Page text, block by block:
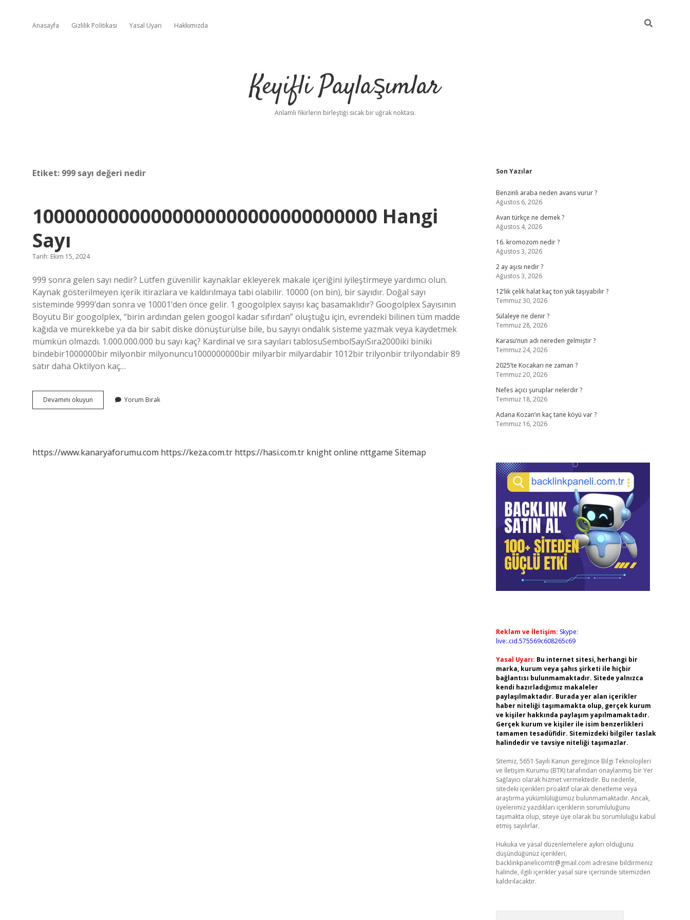
Anasayfa Gizlilik Politikası Yasal Uyarı Hakkımızda
Keyifli Paylaşımlar
Anlamlı fikirlerin birleştiği sıcak bir uğrak noktası.
Etiket: 999 sayı değeri nedir
10000000000000000000000000000000 Hangi
Sayı
Tarih: Ekim 15, 2024
999 sonra gelen sayı nedir? Lütfen güvenilir kaynaklar ekleyerek makale içeriğini iyileştirmeye yardımcı olun.
Kaynak gösterilmeyen içerik itirazlara ve kaldırılmaya tabi olabilir. 10000 (on bin), bir sayıdır. Doğal sayı
sisteminde 9999’dan sonra ve 10001’den önce gelir. 1 googolplex sayısı kaç basamaklıdır? Googolplex Sayısının
Boyutu Bir googolplex, “birin ardından gelen googol kadar sıfırdan” oluştuğu için, evrendeki bilinen tüm madde
kağıda ve mürekkebe ya da bir sabit diske dönüştürülse bile, bu sayıyı ondalık sisteme yazmak veya kaydetmek
mümkün olmazdı. 1.000.000.000 bu sayı kaç? Kardinal ve sıra sayıları tablosuSembolSayıSıra2000iki biniki
bindebir1000000bir milyonbir milyonuncu1000000000bir milyarbir milyardabir 1012bir trilyonbir trilyondabir 89
satır daha Oktilyon kaç…
Devamını okuyun 10000000000000000000000000000000
Hangi
Yorum Bırak
https://www.kanaryaforumu.com https://keza.com.tr https://hasi.com.tr knight online nttgame Sitemap
Sidebar
Son Yazılar
Benzinli araba neden avans vurur ?
Ağustos 6, 2026
Avan türkçe ne demek ?
Ağustos 4, 2026
16. kromozom nedir ?
Ağustos 3, 2026
2 ay aşısı nedir ?
Ağustos 3, 2026
12’lik çelik halat kaç ton yük taşıyabilir ?
Temmuz 30, 2026
Sülaleye ne denir ?
Temmuz 28, 2026
Karasu’nun adı nereden gelmiştir ?
Temmuz 24, 2026
2025’te Kocakarı ne zaman ?
Temmuz 20, 2026
Nefes açıcı şuruplar nelerdir ?
Temmuz 18, 2026
Adana Kozan’ın kaç tane köyü var ?
Temmuz 16, 2026
Reklam ve İletişim: Skype:
live:.cid.575569c608265c69
Yasal Uyarı: Bu internet sitesi, herhangi bir
marka, kurum veya şahıs şirketi ile hiçbir
bağlantısı bulunmamaktadır. Sitede yalnızca
kendi hazırladığımız makaleler
paylaşılmaktadır. Burada yer alan içerikler
haber niteliği taşımamakta olup, gerçek kurum
ve kişiler hakkında paylaşım yapılmamaktadır.
Gerçek kurum ve kişiler ile isim benzerlikleri
tamamen tesadüfidir. Sitemizdeki bilgiler taslak
halindedir ve tavsiye niteliği taşımazlar.
Sitemiz, 5651 Sayılı Kanun gereğince Bilgi Teknolojileri
ve İletişim Kurumu (BTK) tarafından onaylanmış bir Yer
Sağlayıcı olarak hizmet vermektedir. Bu nedenle,
sitedeki içerikleri proaktif olarak denetleme veya
araştırma yükümlülüğümüz bulunmamaktadır. Ancak,
üyelerimiz yazdıkları içeriklerin sorumluluğunu
taşımakta olup, siteye üye olarak bu sorumluluğu kabul
etmiş sayılırlar.
Hukuka ve yasal düzenlemelere aykırı olduğunu
düşündüğünüz içerikleri,
backlinkpanelicomtr@gmail.com adresine bildirmeniz
halinde, ilgili içerikler yasal süre içerisinde sitemizden
kaldırılacaktır.